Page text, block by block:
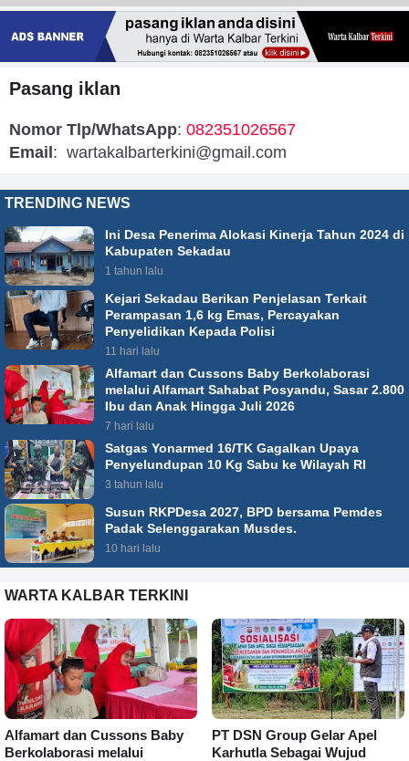
Pasang iklan
Nomor Tlp/WhatsApp: 082351026567
Email: wartakalbarterkini@gmail.com
TRENDING NEWS
Ini Desa Penerima Alokasi Kinerja Tahun 2024 di
Kabupaten Sekadau
1 tahun lalu
Kejari Sekadau Berikan Penjelasan Terkait
Perampasan 1,6 kg Emas, Percayakan
Penyelidikan Kepada Polisi
11 hari lalu
Alfamart dan Cussons Baby Berkolaborasi
melalui Alfamart Sahabat Posyandu, Sasar 2.800
Ibu dan Anak Hingga Juli 2026
7 hari lalu
Satgas Yonarmed 16/TK Gagalkan Upaya
Penyelundupan 10 Kg Sabu ke Wilayah RI
3 tahun lalu
Susun RKPDesa 2027, BPD bersama Pemdes
Padak Selenggarakan Musdes.
10 hari lalu
WARTA KALBAR TERKINI
Alfamart dan Cussons Baby
Berkolaborasi melalui
PT DSN Group Gelar Apel
Karhutla Sebagai Wujud